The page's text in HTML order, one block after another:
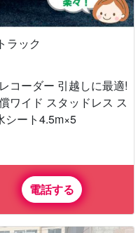
ラック
コーダー 引越しに最適!
ワイド スタッドレス ス
シート4.5m×5
電話する